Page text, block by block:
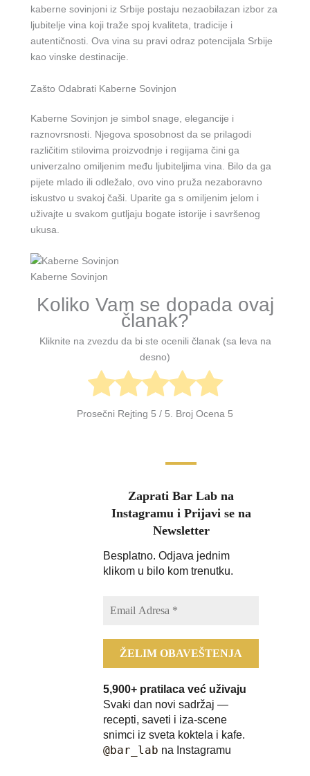
kaberne sovinjoni iz Srbije postaju nezaobilazan izbor za
ljubitelje vina koji traže spoj kvaliteta, tradicije i
autentičnosti. Ova vina su pravi odraz potencijala Srbije
kao vinske destinacije.
Zašto Odabrati Kaberne Sovinjon
Kaberne Sovinjon je simbol snage, elegancije i
raznovrsnosti. Njegova sposobnost da se prilagodi
različitim stilovima proizvodnje i regijama čini ga
univerzalno omiljenim među ljubiteljima vina. Bilo da ga
pijete mlado ili odležalo, ovo vino pruža nezaboravno
iskustvo u svakoj čaši. Uparite ga s omiljenim jelom i
uživajte u svakom gutljaju bogate istorije i savršenog
ukusa.
Kaberne Sovinjon
Koliko Vam se dopada ovaj
članak?
Kliknite na zvezdu da bi ste ocenili članak (sa leva na
desno)
Prosečni Rejting 5 / 5. Broj Ocena 5
Zaprati Bar Lab na
Instagramu i Prijavi se na
Newsletter
Besplatno. Odjava jednim
klikom u bilo kom trenutku.
5,900+ pratilaca već uživaju
Svaki dan novi sadržaj —
recepti, saveti i iza-scene
snimci iz sveta koktela i kafe.
@bar_lab na Instagramu